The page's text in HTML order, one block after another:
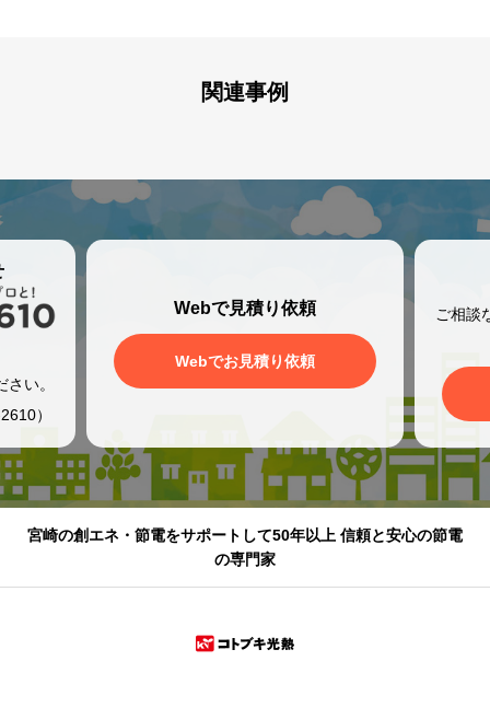
関連事例
い。
）
Webで見積り依頼
Webでお見積り依頼
ご相談
宮崎の創エネ・節電をサポートして50年以上 信頼と安心の節電
の専門家